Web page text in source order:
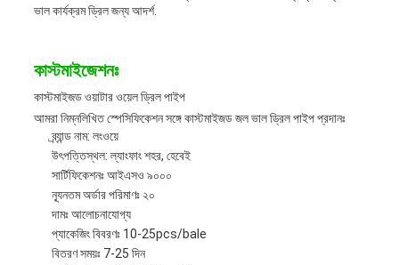
ভাল কার্যক্রম ড্রিল জন্য আদর্শ.
কাস্টমাইজেশনঃ
কাস্টমাইজড ওয়াটার ওয়েল ড্রিল পাইপ
আমরা নিম্নলিখিত স্পেসিফিকেশন সঙ্গে কাস্টমাইজড জল ভাল ড্রিল পাইপ প্রদানঃ
ব্র্যান্ড নাম: লংওয়ে
উৎপত্তিস্থল: ল্যাংফাং শহর, হেবেই
সার্টিফিকেশনঃ আইএসও ৯০০০
ন্যূনতম অর্ডার পরিমাণঃ ২০
দামঃ আলোচনাযোগ্য
প্যাকেজিং বিবরণঃ 10-25pcs/bale
বিতরণ সময়ঃ 7-25 দিন